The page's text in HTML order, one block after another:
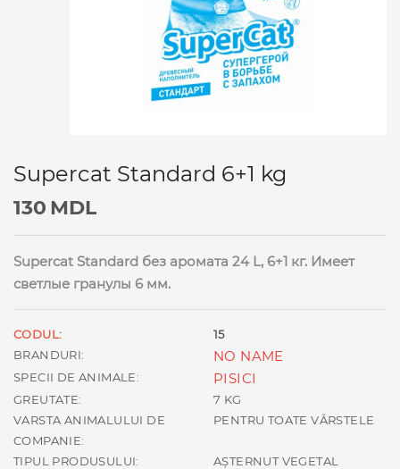
Supercat Standard 6+1 kg
130 MDL
Supercat Standard без аромата 24 L, 6+1 кг. Имеет
светлые гранулы 6 мм.
CODUL:
15
BRANDURI:
NO NAME
SPECII DE ANIMALE: PISICI
GREUTATE:
7 KG
VARSTA ANIMALULUI DE
COMPANIE:
PENTRU TOATE VÂRSTELE
TIPUL PRODUSULUI: AȘTERNUT VEGETAL